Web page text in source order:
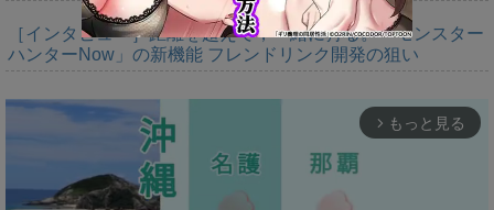
［インタビュー］距離を超えて，一緒に狩る。「モンスター
ハンターNow」の新機能 フレンドリンク開発の狙い
arrow_forward_ios もっと見る